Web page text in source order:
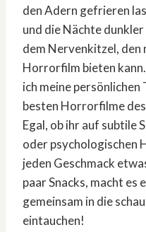
den Adern gefrieren
und die Nächte
dem Nervenkitzel,
Horrorfilm bieten
ich meine
besten Horrorfilme
Egal, ob ihr auf subtile
oder psychologischen
jeden Geschmack
paar Snacks, macht es
gemeinsam in die
eintauchen!